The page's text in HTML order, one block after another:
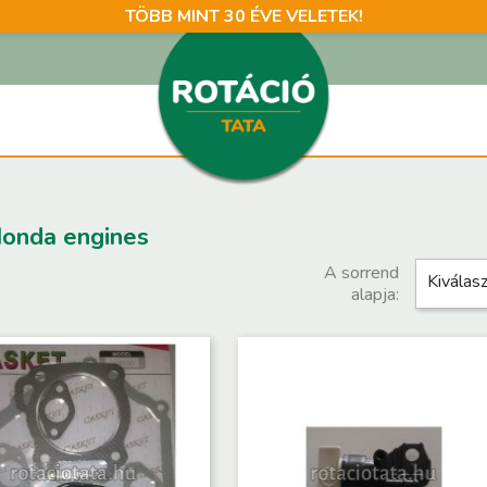
TÖBB MINT 30 ÉVE VELETEK!
engines
A sorrend
alapja: